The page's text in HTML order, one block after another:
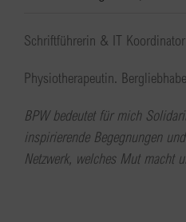
Schriftführerin & IT
Physiotherapeutin.
BPW bedeutet für mich
inspirierende Begegnungen
Netzwerk, welches Mut macht